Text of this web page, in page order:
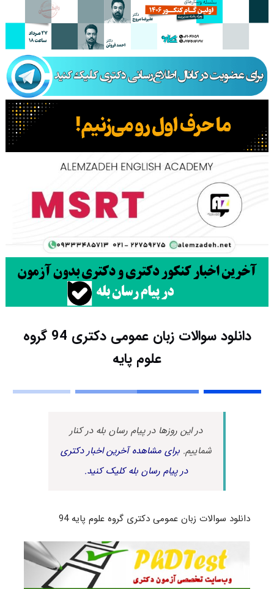
دانلود سوالات زبان عمومی دکتری 94 گروه
علوم پایه
در این روزها در پیام رسان بله در کنار
شماییم.برای مشاهده آخرین اخبار دکتری
در پیام رسان بله کلیک کنید.
دانلود سوالات زبان عمومی دکتری گروه علوم پایه 94